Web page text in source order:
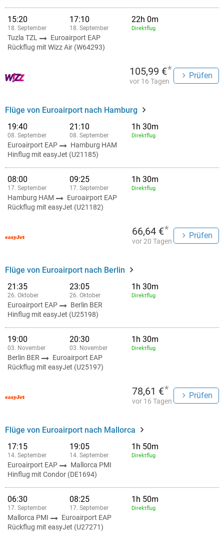
15:20
18. September
17:10
18. September
22h 0m
Direktflug
Tuzla TZL
Euroairport EAP
Rückflug mit Wizz Air (W64293)
105,99 €*
vor 16 Tagen
Prüfen
Flüge von Euroairport nach Hamburg
19:40
08. September
21:10
08. September
1h 30m
Direktflug
Euroairport EAP
Hamburg HAM
Hinflug mit easyJet (U21185)
08:00
17. September
09:25
17. September
1h 30m
Direktflug
Hamburg HAM
Euroairport EAP
Rückflug mit easyJet (U21182)
66,64 €*
vor 20 Tagen
Prüfen
Flüge von Euroairport nach Berlin
21:35
26. Oktober
23:05
26. Oktober
1h 30m
Direktflug
Euroairport EAP
Berlin BER
Hinflug mit easyJet (U25198)
19:00
03. November
20:30
03. November
1h 30m
Direktflug
Berlin BER
Euroairport EAP
Rückflug mit easyJet (U25197)
78,61 €*
vor 16 Tagen
Prüfen
Flüge von Euroairport nach Mallorca
17:15
14. September
19:05
14. September
1h 50m
Direktflug
Euroairport EAP
Mallorca PMI
Hinflug mit Condor (DE1694)
06:30
17. September
08:25
17. September
1h 50m
Direktflug
Mallorca PMI
Euroairport EAP
Rückflug mit easyJet (U27271)